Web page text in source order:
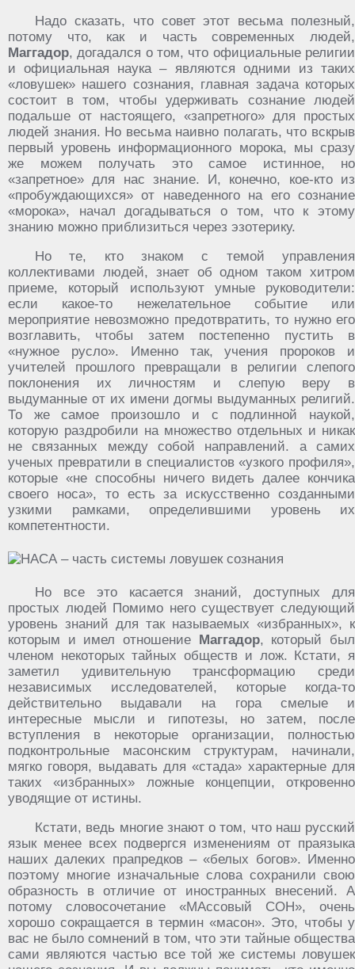
Надо сказать, что совет этот весьма полезный,
потому что, как и часть современных людей,
Маггадор, догадался о том, что официальные религии
и официальная наука – являются одними из таких
«ловушек» нашего сознания, главная задача которых
состоит в том, чтобы удерживать сознание людей
подальше от настоящего, «запретного» для простых
людей знания. Но весьма наивно полагать, что вскрыв
первый уровень информационного морока, мы сразу
же можем получать это самое истинное, но
«запретное» для нас знание. И, конечно, кое-кто из
«пробуждающихся» от наведенного на его сознание
«морока», начал догадываться о том, что к этому
знанию можно приблизиться через эзотерику.
Но те, кто знаком с темой управления
коллективами людей, знает об одном таком хитром
приеме, который используют умные руководители:
если какое-то нежелательное событие или
мероприятие невозможно предотвратить, то нужно его
возглавить, чтобы затем постепенно пустить в
«нужное русло». Именно так, учения пророков и
учителей прошлого превращали в религии слепого
поклонения их личностям и слепую веру в
выдуманные от их имени догмы выдуманных религий.
То же самое произошло и с подлинной наукой,
которую раздробили на множество отдельных и никак
не связанных между собой направлений. а самих
ученых превратили в специалистов «узкого профиля»,
которые «не способны ничего видеть далее кончика
своего носа», то есть за искусственно созданными
узкими рамками, определившими уровень их
компетентности.
Но все это касается знаний, доступных для
простых людей Помимо него существует следующий
уровень знаний для так называемых «избранных», к
которым и имел отношение Маггадор, который был
членом некоторых тайных обществ и лож. Кстати, я
заметил удивительную трансформацию среди
независимых исследователей, которые когда-то
действительно выдавали на гора смелые и
интересные мысли и гипотезы, но затем, после
вступления в некоторые организации, полностью
подконтрольные масонским структурам, начинали,
мягко говоря, выдавать для «стада» характерные для
таких «избранных» ложные концепции, откровенно
уводящие от истины.
Кстати, ведь многие знают о том, что наш русский
язык менее всех подвергся изменениям от праязыка
наших далеких прапредков – «белых богов». Именно
поэтому многие изначальные слова сохранили свою
образность в отличие от иностранных внесений. А
потому словосочетание «МАссовый СОН», очень
хорошо сокращается в термин «масон». Это, чтобы у
вас не было сомнений в том, что эти тайные общества
сами являются частью все той же системы ловушек